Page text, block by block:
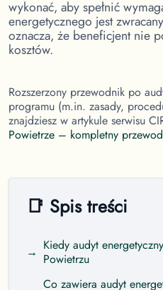
wykonać, aby spełnić
energetycznego jest
oznacza, że beneficjent nie
kosztów.
Rozszerzony przewodnik po
programu (m.in. zasady,
znajdziesz w artykule serwisu
Powietrze – kompletny
📑 Spis treści
→ Kiedy audyt
Powietrzu
Co zawiera audyt